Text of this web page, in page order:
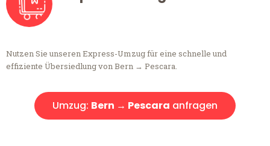
Nutzen Sie unseren Express-Umzug für eine schnelle und
effiziente Übersiedlung von Bern → Pescara.
Umzug: Bern → Pescara anfragen